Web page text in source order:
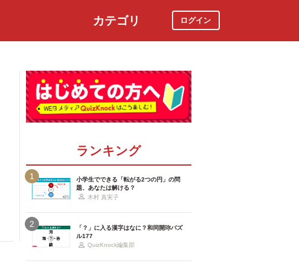
カテゴリ ログイン
ランキング
1
小学生でできる「転がる2つの円」の問
題、あなたは解ける？
木村 真実子
2
「？」に入る漢字はなに？和同開珎パズ
ル177
QuizKnock編集部